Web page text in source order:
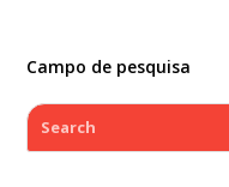
Campo de pesquisa
Search